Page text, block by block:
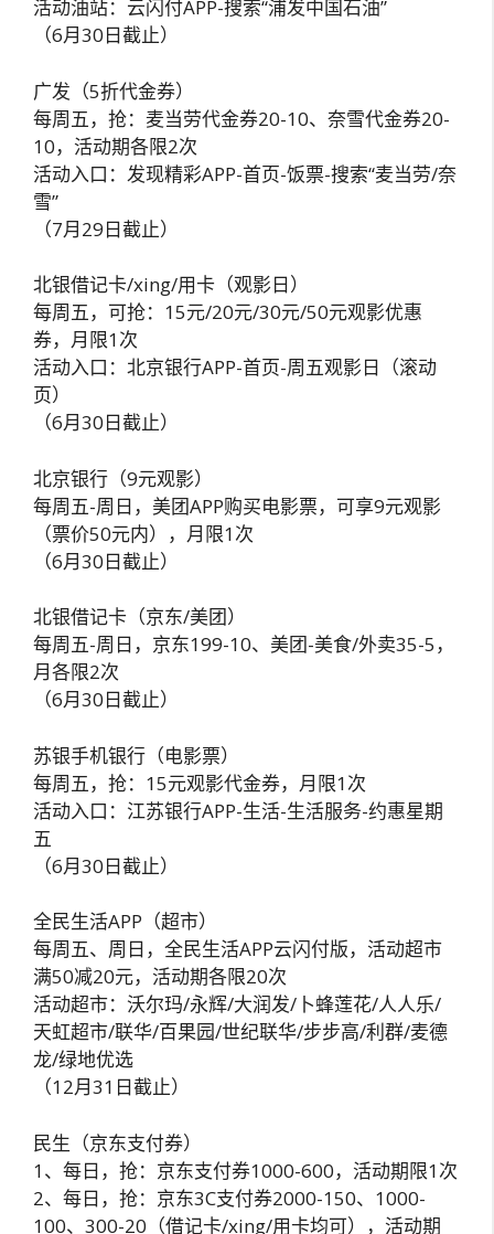
活动油站：云闪付APP-搜索“浦发中国石油”
（6月30日截止）
广发（5折代金券）
每周五，抢：麦当劳代金券20-10、奈雪代金券20-
10，活动期各限2次
活动入口：发现精彩APP-首页-饭票-搜索“麦当劳/奈
雪”
（7月29日截止）
北银借记卡/xing/用卡（观影日）
每周五，可抢：15元/20元/30元/50元观影优惠
券，月限1次
活动入口：北京银行APP-首页-周五观影日（滚动
页）
（6月30日截止）
北京银行（9元观影）
每周五-周日，美团APP购买电影票，可享9元观影
（票价50元内），月限1次
（6月30日截止）
北银借记卡（京东/美团）
每周五-周日，京东199-10、美团-美食/外卖35-5，
月各限2次
（6月30日截止）
苏银手机银行（电影票）
每周五，抢：15元观影代金券，月限1次
活动入口：江苏银行APP-生活-生活服务-约惠星期
五
（6月30日截止）
全民生活APP（超市）
每周五、周日，全民生活APP云闪付版，活动超市
满50减20元，活动期各限20次
活动超市：沃尔玛/永辉/大润发/卜蜂莲花/人人乐/
天虹超市/联华/百果园/世纪联华/步步高/利群/麦德
龙/绿地优选
（12月31日截止）
民生（京东支付券）
1、每日，抢：京东支付券1000-600，活动期限1次
2、每日，抢：京东3C支付券2000-150、1000-
100、300-20（借记卡/xing/用卡均可），活动期